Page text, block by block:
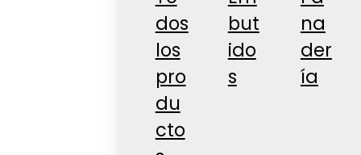
dos
los
pro
du
cto
but
ido
s
na
der
ía